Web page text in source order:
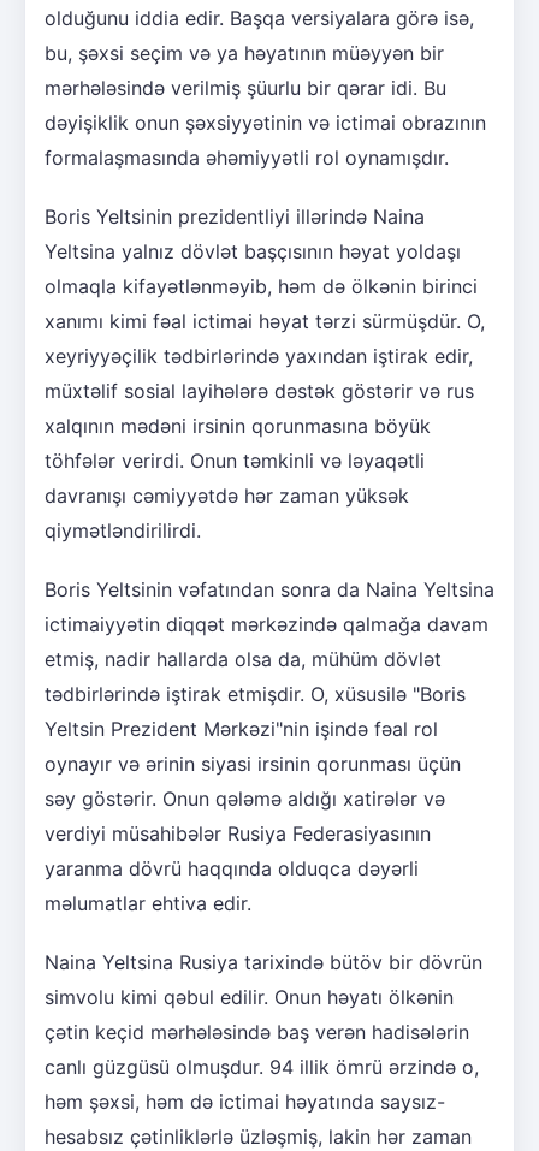
olduğunu iddia edir. Başqa versiyalara görə isə,
bu, şəxsi seçim və ya həyatının müəyyən bir
mərhələsində verilmiş şüurlu bir qərar idi. Bu
dəyişiklik onun şəxsiyyətinin və ictimai obrazının
formalaşmasında əhəmiyyətli rol oynamışdır.
Boris Yeltsinin prezidentliyi illərində Naina
Yeltsina yalnız dövlət başçısının həyat yoldaşı
olmaqla kifayətlənməyib, həm də ölkənin birinci
xanımı kimi fəal ictimai həyat tərzi sürmüşdür. O,
xeyriyyəçilik tədbirlərində yaxından iştirak edir,
müxtəlif sosial layihələrə dəstək göstərir və rus
xalqının mədəni irsinin qorunmasına böyük
töhfələr verirdi. Onun təmkinli və ləyaqətli
davranışı cəmiyyətdə hər zaman yüksək
qiymətləndirilirdi.
Boris Yeltsinin vəfatından sonra da Naina Yeltsina
ictimaiyyətin diqqət mərkəzində qalmağa davam
etmiş, nadir hallarda olsa da, mühüm dövlət
tədbirlərində iştirak etmişdir. O, xüsusilə "Boris
Yeltsin Prezident Mərkəzi"nin işində fəal rol
oynayır və ərinin siyasi irsinin qorunması üçün
səy göstərir. Onun qələmə aldığı xatirələr və
verdiyi müsahibələr Rusiya Federasiyasının
yaranma dövrü haqqında olduqca dəyərli
məlumatlar ehtiva edir.
Naina Yeltsina Rusiya tarixində bütöv bir dövrün
simvolu kimi qəbul edilir. Onun həyatı ölkənin
çətin keçid mərhələsində baş verən hadisələrin
canlı güzgüsü olmuşdur. 94 illik ömrü ərzində o,
həm şəxsi, həm də ictimai həyatında saysız-
hesabsız çətinliklərlə üzləşmiş, lakin hər zaman